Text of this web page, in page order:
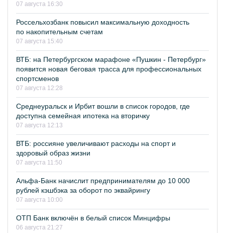
07 августа 16:30
Россельхозбанк повысил максимальную доходность
по накопительным счетам
07 августа 15:40
ВТБ: на Петербургском марафоне «Пушкин - Петербург»
появится новая беговая трасса для профессиональных
спортсменов
07 августа 12:28
Среднеуральск и Ирбит вошли в список городов, где
доступна семейная ипотека на вторичку
07 августа 12:13
ВТБ: россияне увеличивают расходы на спорт и
здоровый образ жизни
07 августа 11:50
Альфа-Банк начислит предпринимателям до 10 000
рублей кэшбэка за оборот по эквайрингу
07 августа 10:00
ОТП Банк включён в белый список Минцифры
06 августа 21:27